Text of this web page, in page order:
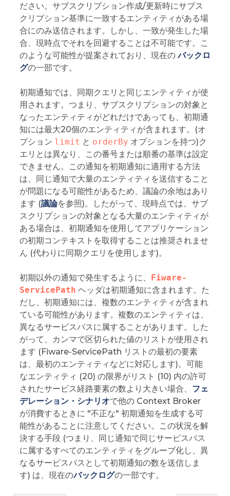
ださい。サブスクリプション作成/更新時にサブス
クリプション基準に一致するエンティティがある場
合にのみ送信されます。しかし、一致が発生した場
合、現時点でそれを回避することは不可能です。こ
のような可能性が提案されており、現在のバックロ
グの一部です。
初期通知では、同期クエリと同じエンティティが使
用されます。つまり、サブスクリプションの対象と
なったエンティティがどれだけであっても、初期通
知には最大20個のエンティティが含まれます。(オ
プション limit と orderBy オプションを持つ)ク
エリとは異なり、この番号または順番の基準は設定
できません。この通知を初期通知に適用する方法
は、同じ通知で大量のエンティティを送信すること
が問題になる可能性があるため、議論の余地はあり
ます (議論を参照)。したがって、現時点では、サブ
スクリプションの対象となる大量のエンティティが
ある場合は、初期通知を使用してアプリケーション
の初期コンテキストを取得することは推奨されませ
ん (代わりに同期クエリを使用します)。
初期以外の通知で発生するように、 Fiware-
ServicePath ヘッダは初期通知に含まれます。た
だし、初期通知には、複数のエンティティが含まれ
ている可能性があります。複数のエンティティは、
異なるサービスパスに属することがあります。した
がって、カンマで区切られた値のリストが使用され
ます (Fiware-ServicePath リストの最初の要素
は、最初のエンティティなどに対応します)。可能
なエンティティ (20) の限界がリスト (10) 内の許可
されたサービス経路要素の数より大きい場合、 フェ
デレーション・シナリオで他の Context Broker
が消費するときに "不正な" 初期通知を生成する可
能性があることに注意してください。この状況を解
決する手段 (つまり、同じ通知で同じサービスパス
に属するすべてのエンティティをグループ化し、異
なるサービスパスとして初期通知の数を送信しま
す) は、現在のバックログの一部です。